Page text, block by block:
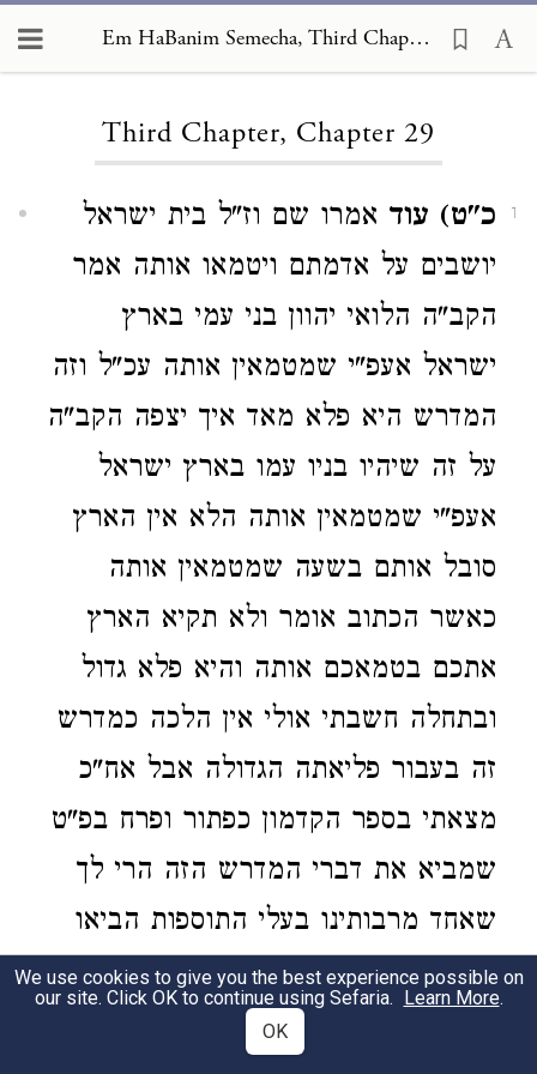
Em HaBanim Semecha, Third Chapter 29
Third Chapter, Chapter 29
1 כ"ט) עוד אמרו שם וז"ל בית ישראל
יושבים על אדמתם ויטמאו אותה אמר
הקב"ה הלואי יהוון בני עמי בארץ
ישראל אעפ"י שמטמאין אותה עכ"ל וזה
המדרש היא פלא מאד איך יצפה הקב"ה
על זה שיהיו בניו עמו בארץ ישראל
אעפ"י שמטמאין אותה הלא אין הארץ
סובל אותם בשעה שמטמאין אותה
כאשר הכתוב אומר ולא תקיא הארץ
אתכם בטמאכם אותה והיא פלא גדול
ובתחלה חשבתי אולי אין הלכה כמדרש
זה בעבור פליאתה הגדולה אבל אח"כ
מצאתי בספר הקדמון כפתור ופרח בפ"ט
שמביא את דברי המדרש הזה הרי לך
שאחד מרבותינו בעלי התוספות הביאו
והסכים לדברי המדרש הנ"ל וידוע
דהבעל כפתור ופרח הי' אחד מבעלי תוס'
We use cookies to give you the best experience possible on
our site. Click OK to continue using Sefaria. Learn More.
OK